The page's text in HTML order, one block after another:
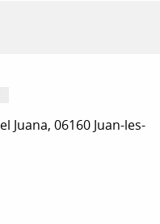
Juana, 06160 Juan-les-